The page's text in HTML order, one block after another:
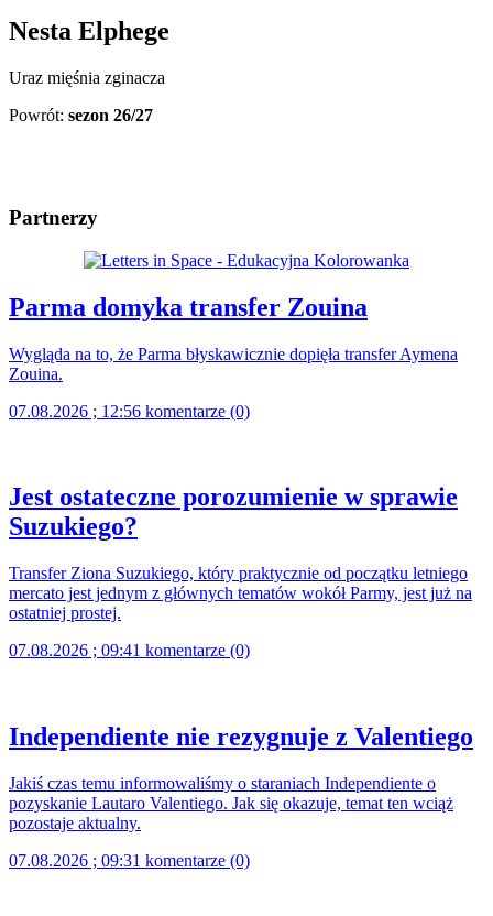
Nesta Elphege
Uraz mięśnia zginacza
Powrót: sezon 26/27
Partnerzy
Parma domyka transfer Zouina
Wygląda na to, że Parma błyskawicznie dopięła transfer Aymena
Zouina.
07.08.2026 ; 12:56 komentarze (0)
Jest ostateczne porozumienie w sprawie
Suzukiego?
Transfer Ziona Suzukiego, który praktycznie od początku letniego
mercato jest jednym z głównych tematów wokół Parmy, jest już na
ostatniej prostej.
07.08.2026 ; 09:41 komentarze (0)
Independiente nie rezygnuje z Valentiego
Jakiś czas temu informowaliśmy o staraniach Independiente o
pozyskanie Lautaro Valentiego. Jak się okazuje, temat ten wciąż
pozostaje aktualny.
07.08.2026 ; 09:31 komentarze (0)